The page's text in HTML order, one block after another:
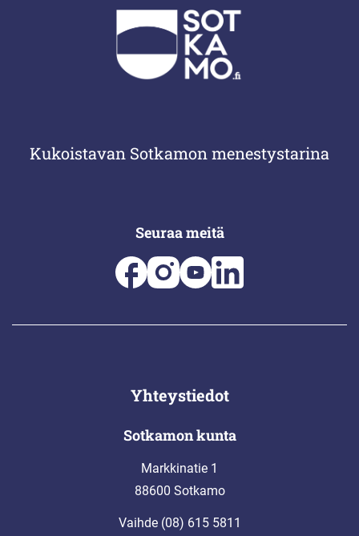
Kukoistavan Sotkamon menestystarina
Seuraa meitä
Yhteystiedot
Sotkamon kunta
Markkinatie 1
88600 Sotkamo
Vaihde (08) 615 5811